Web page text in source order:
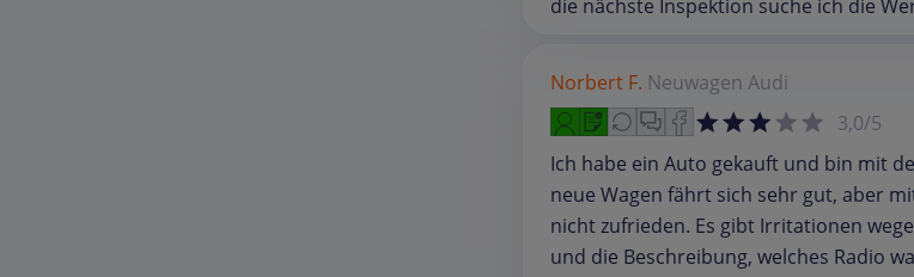
die nächste Inspektion suche ich die
Norbert F. Neuwagen Audi
3,0/5
Ich habe ein Auto gekauft und bin mit
neue Wagen fährt sich sehr gut, aber
nicht zufrieden. Es gibt Irritationen
und die Beschreibung, welches Radio